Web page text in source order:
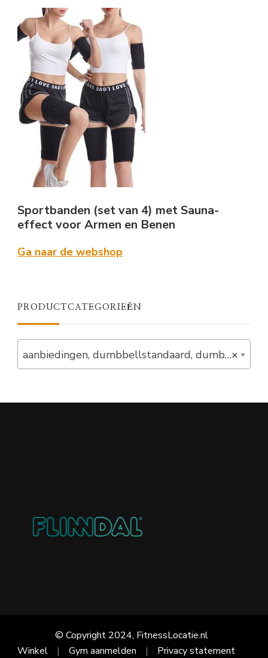
Sportbanden (set van 4) met Sauna-
effect voor Armen en Benen
Ga naar de webshop
PRODUCTCATEGORIEËN
×
aanbiedingen, dumbbellstandaard, dumbells, nieuw, out_of_stock, set, standaards (1)
© Copyright 2024, FitnessLocatie.nl
Winkel
Gym aanmelden Privacy statement